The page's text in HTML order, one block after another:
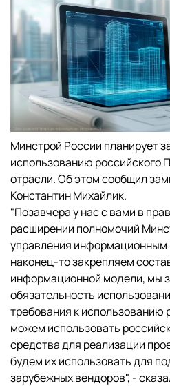
Минстрой России планирует
использованию российского
отрасли. Об этом сообщил
Константин Михайлик.
"Позавчера у нас с вами в
расширении полномочий
управления
наконец-то закрепляем
информационной модели, мы
обязательность
требования к использованию
можем использовать
средства для реализации
будем их использовать для
зарубежных вендоров", -